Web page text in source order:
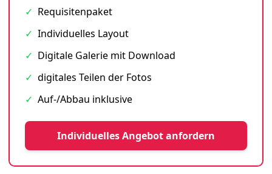
✓ Requisitenpaket
✓ Individuelles Layout
✓ Digitale Galerie mit Download
✓ digitales Teilen der Fotos
✓ Auf-/Abbau inklusive
Individuelles Angebot anfordern